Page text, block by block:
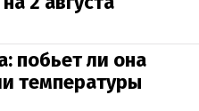
побьет ли она
температуры